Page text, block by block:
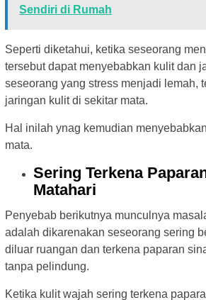
Sendiri di Rumah
Seperti diketahui, ketika seseorang
tersebut dapat menyebabkan kulit dan
seseorang yang stress menjadi lemah,
jaringan kulit di sekitar mata.
Hal inilah ynag kemudian
mata.
Sering Terkena
Matahari
Penyebab berikutnya munculnya
adalah dikarenakan seseorang sering
diluar ruangan dan terkena paparan
tanpa pelindung.
Ketika kulit wajah sering terkena